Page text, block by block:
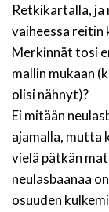
Retkikartalla, ja
vaiheessa reitin
Merkinnät tosi
mallin mukaan
olisi nähnyt)?
Ei mitään
ajamalla, mutta
vielä pätkän
neulasbaanaa
osuuden